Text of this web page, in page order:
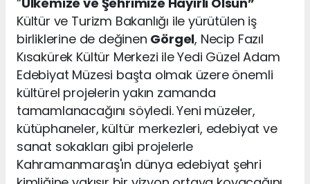
Kültür ve Turizm Bakanlığı ile yürütülen iş
birliklerine de değinen Görgel, Necip Fazıl
Kısakürek Kültür Merkezi ile Yedi Güzel Adam
Edebiyat Müzesi başta olmak üzere önemli
kültürel projelerin yakın zamanda
tamamlanacağını söyledi. Yeni müzeler,
kütüphaneler, kültür merkezleri, edebiyat ve
sanat sokakları gibi projelerle
Kahramanmaraş'ın dünya edebiyat şehri